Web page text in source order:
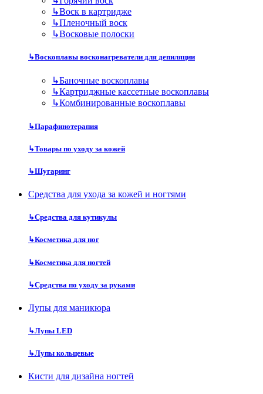
↳Воск в картридже
↳Пленочный воск
↳Восковые полоски
↳Воскоплавы восконагреватели для депиляции
↳Баночные воскоплавы
↳Картриджные кассетные воскоплавы
↳Комбинированные воскоплавы
↳Парафинотерапия
↳Товары по уходу за кожей
↳Шугаринг
Средства для ухода за кожей и ногтями
↳Средства для кутикулы
↳Косметика для ног
↳Косметика для ногтей
↳Средства по уходу за руками
Лупы для маникюра
↳Лупы LED
↳Лупы кольцевые
Кисти для дизайна ногтей